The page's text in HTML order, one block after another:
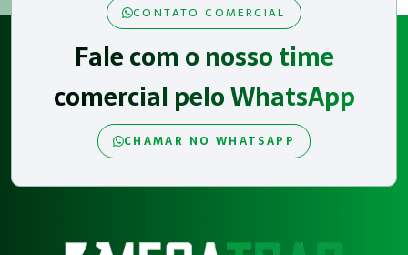
CONTATO COMERCIAL
Fale com o nosso time
comercial pelo WhatsApp
CHAMAR NO WHATSAPP